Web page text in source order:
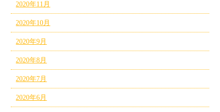
2020年11月
2020年10月
2020年9月
2020年8月
2020年7月
2020年6月